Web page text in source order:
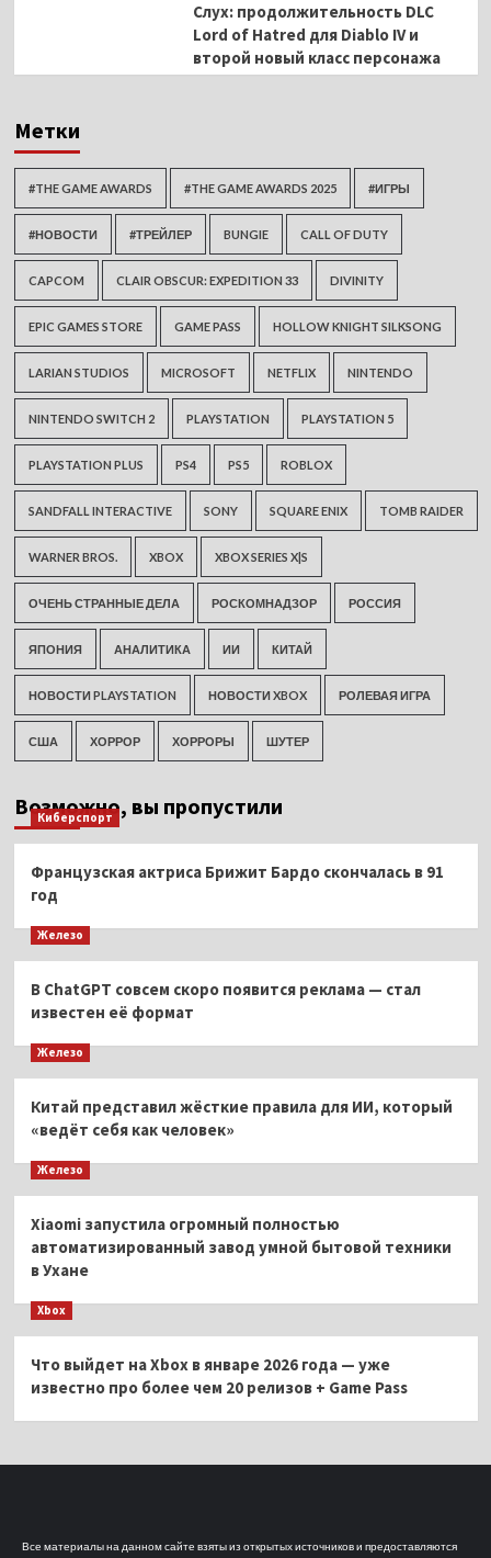
Слух: продолжительность DLC
Lord of Hatred для Diablo IV и
второй новый класс персонажа
Метки
#THE GAME AWARDS #THE GAME AWARDS 2025 #ИГРЫ
#НОВОСТИ #ТРЕЙЛЕР BUNGIE CALL OF DUTY
CAPCOM CLAIR OBSCUR: EXPEDITION 33 DIVINITY
EPIC GAMES STORE GAME PASS HOLLOW KNIGHT SILKSONG
LARIAN STUDIOS MICROSOFT NETFLIX NINTENDO
NINTENDO SWITCH 2 PLAYSTATION PLAYSTATION 5
PLAYSTATION PLUS PS4 PS5 ROBLOX
SANDFALL INTERACTIVE SONY SQUARE ENIX TOMB RAIDER
WARNER BROS. XBOX XBOX SERIES X|S
ОЧЕНЬ СТРАННЫЕ ДЕЛА РОСКОМНАДЗОР РОССИЯ
ЯПОНИЯ АНАЛИТИКА ИИ КИТАЙ
НОВОСТИ PLAYSTATION НОВОСТИ XBOX РОЛЕВАЯ ИГРА
США ХОРРОР ХОРРОРЫ ШУТЕР
Возможно, вы пропустили
Киберспорт
Французская актриса Брижит Бардо скончалась в 91
год
Железо
В ChatGPT совсем скоро появится реклама — стал
известен её формат
Железо
Китай представил жёсткие правила для ИИ, который
«ведёт себя как человек»
Железо
Xiaomi запустила огромный полностью
автоматизированный завод умной бытовой техники
в Ухане
Xbox
Что выйдет на Xbox в январе 2026 года — уже
известно про более чем 20 релизов + Game Pass
Все материалы на данном сайте взяты из открытых источников и предоставляются